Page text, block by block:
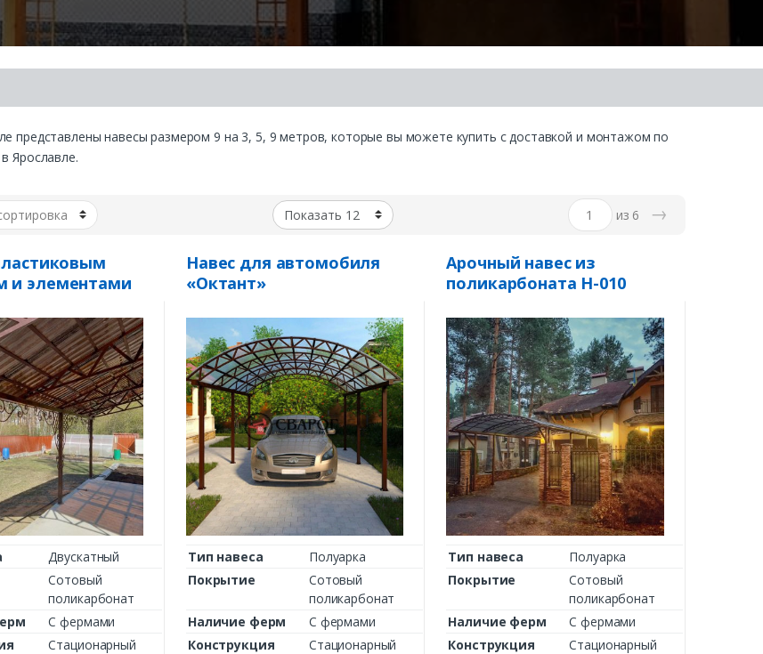
представлены навесы размером 9 на 3, 5, 9 метров, которые вы можете купить с доставкой и монтажом по
Ярославле.
из 6 →
и элементами
Двускатный
Сотовый
поликарбонат
С фермами
Стационарный
Навес для автомобиля
«Октант»
Тип навеса
Полуарка
Покрытие
Сотовый
поликарбонат
Наличие ферм
С фермами
Конструкция
Стационарный
Арочный навес из
поликарбоната Н-010
Тип навеса
Полуарка
Покрытие
Сотовый
поликарбонат
Наличие ферм
С фермами
Конструкция
Стационарный